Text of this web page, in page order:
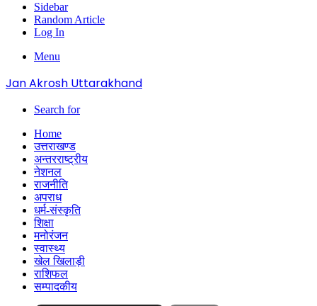
Sidebar
Random Article
Log In
Menu
Jan Akrosh Uttarakhand
Search for
Home
उत्तराखण्ड
अन्तरराष्ट्रीय
नेशनल
राजनीति
अपराध
धर्म-संस्कृति
शिक्षा
मनोरंजन
स्वास्थ्य
खेल खिलाड़ी
राशिफल
सम्पादकीय